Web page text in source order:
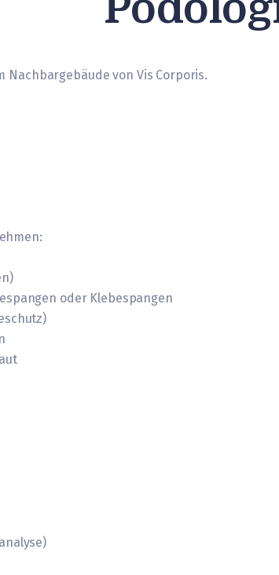
Nachbargebäude von Vis Corporis.
oder Klebespangen